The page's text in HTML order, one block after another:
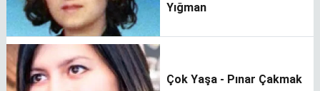
Yığman
Çok Yaşa - Pınar Çakmak